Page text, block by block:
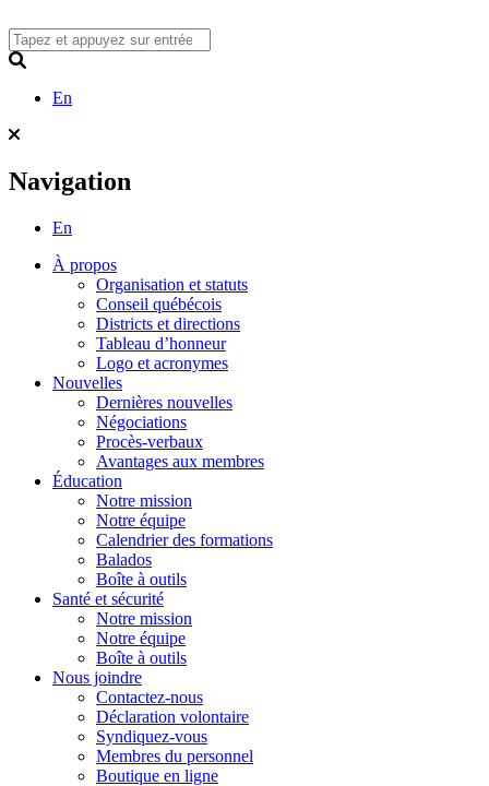
to
content
En
Navigation
En
À propos
Organisation et statuts
Conseil québécois
Districts et directions
Tableau d’honneur
Logo et acronymes
Nouvelles
Dernières nouvelles
Négociations
Procès-verbaux
Avantages aux membres
Éducation
Notre mission
Notre équipe
Calendrier des formations
Balados
Boîte à outils
Santé et sécurité
Notre mission
Notre équipe
Boîte à outils
Nous joindre
Contactez-nous
Déclaration volontaire
Syndiquez-vous
Membres du personnel
Boutique en ligne